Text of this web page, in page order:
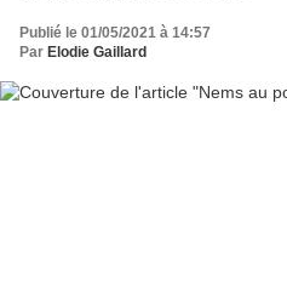
Publié le 01/05/2021 à 14:57
Par Elodie Gaillard